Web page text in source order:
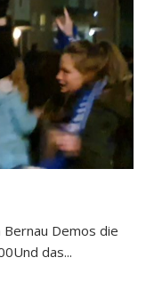
Demos die
das...